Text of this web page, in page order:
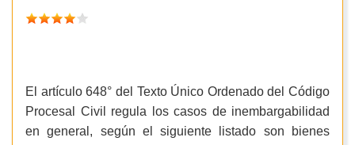
El artículo 648° del Texto Único Ordenado del Código
Procesal Civil regula los casos de inembargabilidad
en general, según el siguiente listado son bienes